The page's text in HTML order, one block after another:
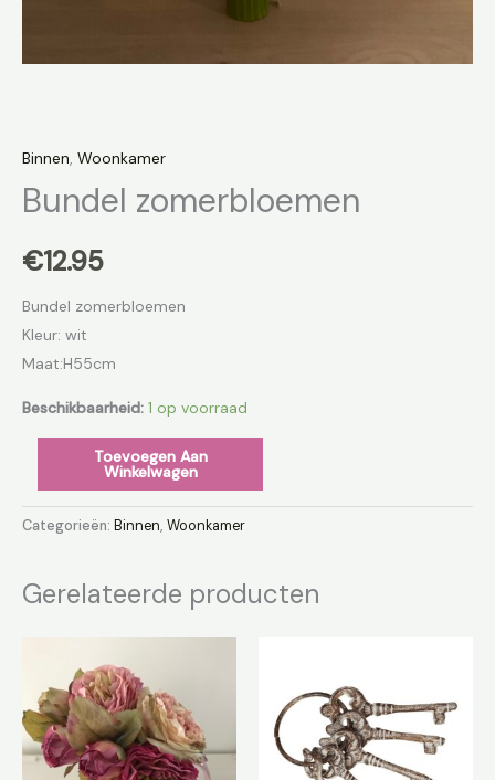
Binnen, Woonkamer
Bundel zomerbloemen
€12.95
Bundel zomerbloemen
Kleur: wit
Maat:H55cm
Beschikbaarheid: 1 op voorraad
Toevoegen Aan
Winkelwagen
Categorieën: Binnen, Woonkamer
Gerelateerde producten